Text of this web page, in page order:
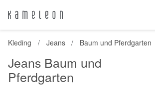
Kleding Jeans Baum und Pferdgarten
Jeans Baum und
Pferdgarten